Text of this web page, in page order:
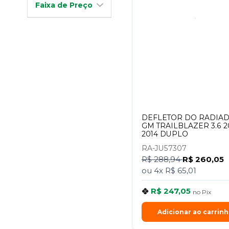
Faixa de Preço
DEFLETOR DO
GM TRAILBLAZER 3.6
2014 DUPLO
RA-JU57307
R$ 288,94R$ 260,05
ou 4x R$ 65,01
R$ 247,05 no Pix
Adicionar ao